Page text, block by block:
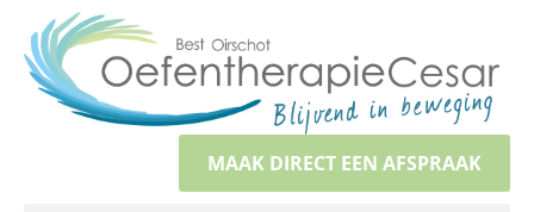
MAAK DIRECT EEN AFSPRAAK